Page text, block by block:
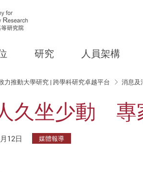
研究 人員架構
力推動大學研究 | 跨學科研究卓越平台 消息及
久坐少動 專
12日 媒體報導